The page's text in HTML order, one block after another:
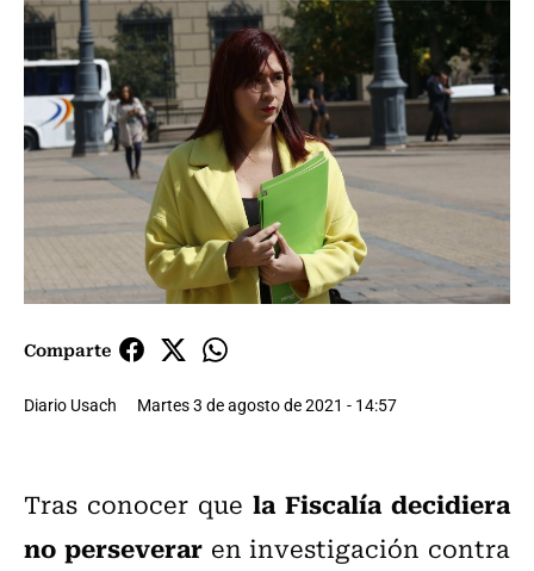
Comparte
Diario Usach Martes 3 de agosto de 2021 - 14:57
Tras conocer que la Fiscalía decidiera
no perseveraren investigación contra